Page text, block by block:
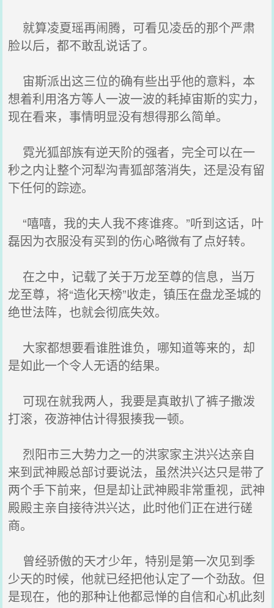
就算凌夏瑶再闹腾，可看见凌岳的那个严肃
脸以后，都不敢乱说话了。
宙斯派出这三位的确有些出乎他的意料，本
想着利用洛方等人一波一波的耗掉宙斯的实力，
现在看来，事情明显没有想得那么简单。
霓光狐部族有逆天阶的强者，完全可以在一
秒之内让整个河犁沟青狐部落消失，还是没有留
下任何的踪迹。
“嘻嘻，我的夫人我不疼谁疼。”听到这话，叶
磊因为衣服没有买到的伤心略微有了点好转。
在之中，记载了关于万龙至尊的信息，当万
龙至尊，将“造化天榜”收走，镇压在盘龙圣城的
绝世法阵，也就会彻底失效。
大家都想要看谁胜谁负，哪知道等来的，却
是如此一个令人无语的结果。
可现在就我两人，我要是真敢扒了裤子撒泼
打滚，夜游神估计得狠揍我一顿。
烈阳市三大势力之一的洪家家主洪兴达亲自
来到武神殿总部讨要说法，虽然洪兴达只是带了
两个手下前来，但是却让武神殿非常重视，武神
殿殿主亲自接待洪兴达，此时他们正在进行磋
商。
曾经骄傲的天才少年，特别是第一次见到季
少天的时候，他就已经把他认定了一个劲敌。但
是现在，他的那种让他都忌惮的自信和心机此刻